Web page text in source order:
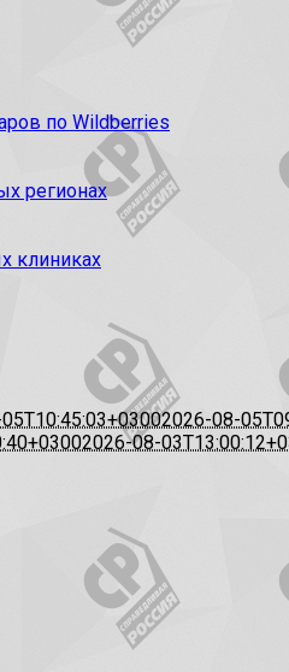
по Wildberries
регионах
клиниках
2026-08-
2026-08-